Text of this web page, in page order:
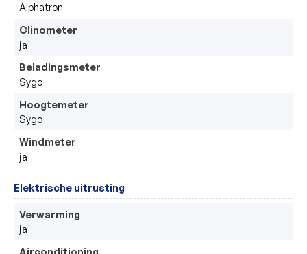
Alphatron
Clinometer
ja
Beladingsmeter
Sygo
Hoogtemeter
Sygo
Windmeter
ja
Elektrische uitrusting
Verwarming
ja
Airconditioning